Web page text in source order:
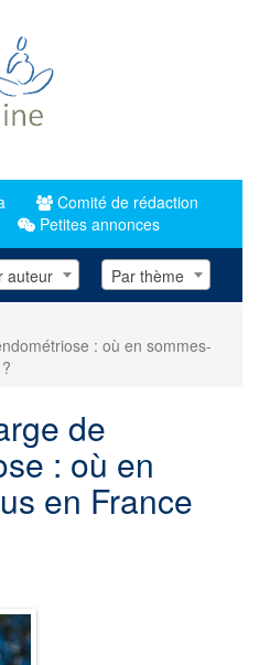
Comité de rédaction
Petites annonces
auteur Par thème
: où en sommes-
de
: où en
en France